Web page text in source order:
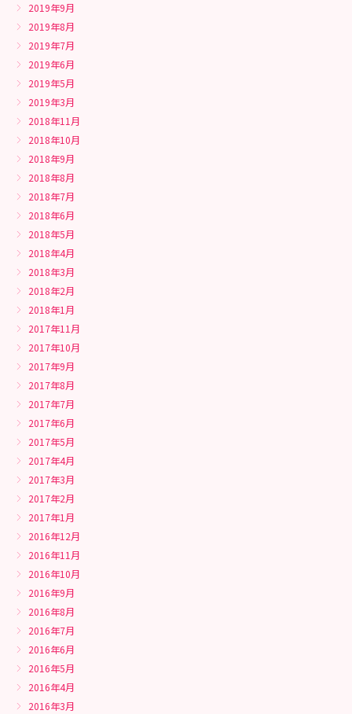
2019年9月
2019年8月
2019年7月
2019年6月
2019年5月
2019年3月
2018年11月
2018年10月
2018年9月
2018年8月
2018年7月
2018年6月
2018年5月
2018年4月
2018年3月
2018年2月
2018年1月
2017年11月
2017年10月
2017年9月
2017年8月
2017年7月
2017年6月
2017年5月
2017年4月
2017年3月
2017年2月
2017年1月
2016年12月
2016年11月
2016年10月
2016年9月
2016年8月
2016年7月
2016年6月
2016年5月
2016年4月
2016年3月